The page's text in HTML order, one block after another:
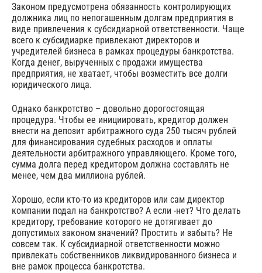
Законом предусмотрена обязанность контролирующих
должника лиц по непогашенным долгам предприятия в
виде привлечения к субсидиарной ответственности. Чаще
всего к субсидиарке привлекают директоров и
учредителей бизнеса в рамках процедуры банкротства.
Когда денег, вырученных с продажи имущества
предприятия, не хватает, чтобы возместить все долги
юридического лица.
Однако банкротство – довольно дорогостоящая
процедура. Чтобы ее инициировать, кредитор должен
внести на депозит арбитражного суда 250 тысяч рублей
для финансирования судебных расходов и оплаты
деятельности арбитражного управляющего. Кроме того,
сумма долга перед кредитором должна составлять не
менее, чем два миллиона рублей.
Хорошо, если кто-то из кредиторов или сам директор
компании подал на банкротство? А если -нет? Что делать
кредитору, требование которого не дотягивает до
допустимых законом значений? Простить и забыть? Не
совсем так. К субсидиарной ответственности можно
привлекать собственников ликвидированного бизнеса и
вне рамок процесса банкротства.